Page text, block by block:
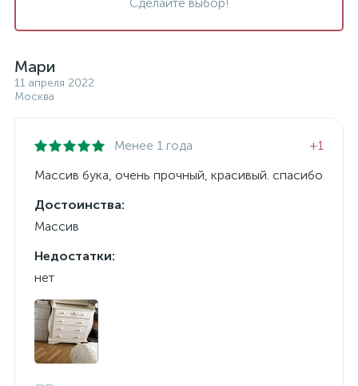
Мари
11 апреля 2022
Москва
Менее 1 года
+1
Массив бука, очень прочный, красивый. спасибо
Достоинства:
Массив
Недостатки:
нет